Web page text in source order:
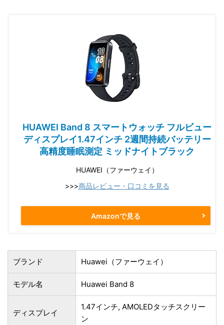
HUAWEI Band 8 スマートウォッチ フルビュー
ディスプレイ1.47インチ 2週間持続バッテリー
高精度睡眠測定 ミッドナイトブラック
HUAWEI（ファーウェイ）
>>>商品レビュー・口コミを見る
Amazonで見る
ブランド Huawei（ファーウェイ）
モデル名 Huawei Band 8
ディスプレイ
1.47インチ, AMOLEDタッチスクリー
ン